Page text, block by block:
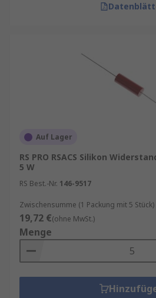
Auf Lager
RS PRO RSACS Silikon
5 W
RS Best.-Nr. 146-9517
Zwischensumme (1 Packung mit 5 Stück)
19,72 €(ohne MwSt.)
Menge